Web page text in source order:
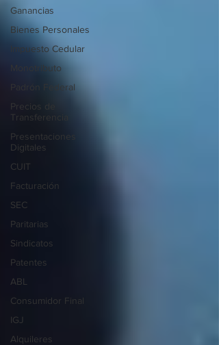
Ganancias
Bienes Personales
Impuesto Cedular
Monotributo
Padrón Federal
Precios de
Transferencia
Presentaciones
Digitales
CUIT
Facturación
SEC
Paritarias
Sindicatos
Patentes
ABL
Consumidor Final
IGJ
Alquileres